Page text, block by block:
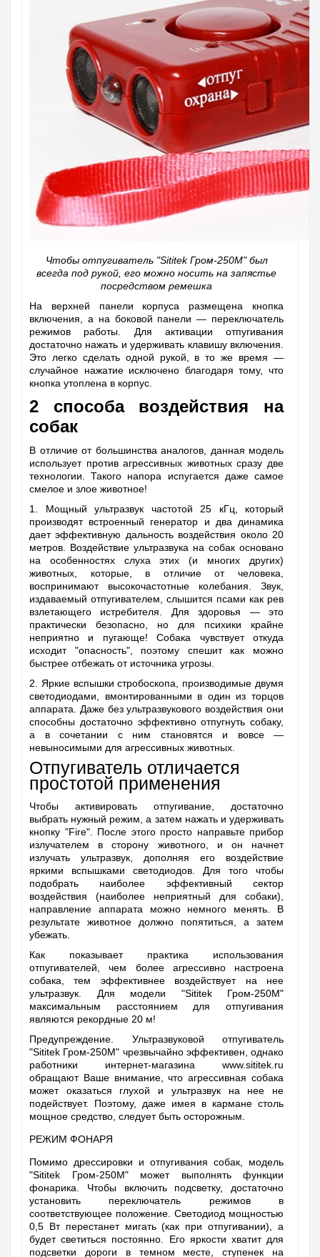
Чтобы отпугиватель "Sititek Гром-250М" был
всегда под рукой, его можно носить на запястье
посредством ремешка
На верхней панели корпуса размещена кнопка
включения, а на боковой панели — переключатель
режимов работы. Для активации отпугивания
достаточно нажать и удерживать клавишу включения.
Это легко сделать одной рукой, в то же время —
случайное нажатие исключено благодаря тому, что
кнопка утоплена в корпус.
2 способа воздействия на
собак
В отличие от большинства аналогов, данная модель
использует против агрессивных животных сразу две
технологии. Такого напора испугается даже самое
смелое и злое животное!
1. Мощный ультразвук частотой 25 кГц, который
производят встроенный генератор и два динамика
дает эффективную дальность воздействия около 20
метров. Воздействие ультразвука на собак основано
на особенностях слуха этих (и многих других)
животных, которые, в отличие от человека,
воспринимают высокочастотные колебания. Звук,
издаваемый отпугивателем, слышится псами как рев
взлетающего истребителя. Для здоровья — это
практически безопасно, но для психики крайне
неприятно и пугающе! Собака чувствует откуда
исходит "опасность", поэтому спешит как можно
быстрее отбежать от источника угрозы.
2. Яркие вспышки стробоскопа, производимые двумя
светодиодами, вмонтированными в один из торцов
аппарата. Даже без ультразвукового воздействия они
способны достаточно эффективно отпугнуть собаку,
а в сочетании с ним становятся и вовсе —
невыносимыми для агрессивных животных.
Отпугиватель отличается
простотой применения
Чтобы активировать отпугивание, достаточно
выбрать нужный режим, а затем нажать и удерживать
кнопку "Fire". После этого просто направьте прибор
излучателем в сторону животного, и он начнет
излучать ультразвук, дополняя его воздействие
яркими вспышками светодиодов. Для того чтобы
подобрать наиболее эффективный сектор
воздействия (наиболее неприятный для собаки),
направление аппарата можно немного менять. В
результате животное должно попятиться, а затем
убежать.
Как показывает практика использования
отпугивателей, чем более агрессивно настроена
собака, тем эффективнее воздействует на нее
ультразвук. Для модели "Sititek Гром-250М"
максимальным расстоянием для отпугивания
являются рекордные 20 м!
Предупреждение. Ультразвуковой отпугиватель
"Sititek Гром-250М" чрезвычайно эффективен, однако
работники интернет-магазина www.sititek.ru
обращают Ваше внимание, что агрессивная собака
может оказаться глухой и ультразвук на нее не
подействует. Поэтому, даже имея в кармане столь
мощное средство, следует быть осторожным.
РЕЖИМ ФОНАРЯ
Помимо дрессировки и отпугивания собак, модель
"Sititek Гром-250М" может выполнять функции
фонарика. Чтобы включить подсветку, достаточно
установить переключатель режимов в
соответствующее положение. Светодиод мощностью
0,5 Вт перестанет мигать (как при отпугивании), а
будет светиться постоянно. Его яркости хватит для
подсветки дороги в темном месте, ступенек на